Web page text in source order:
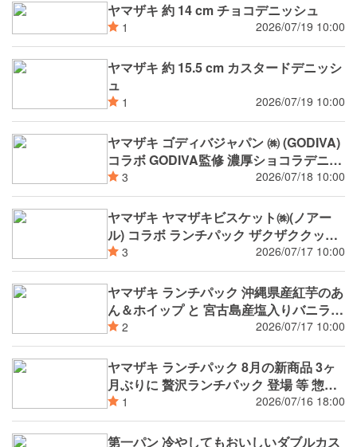
ヤマザキ 約 14 cm チョコデニッシュ
1 2026/07/19 10:00
ヤマザキ 約 15.5 cm カスタードデニッシ
ュ
1 2026/07/19 10:00
ヤマザキ ゴディバジャパン ㈱ (GODIVA)
コラボ GODIVA監修 濃厚ショコラデニッ
シュ
3 2026/07/18 10:00
ヤマザキ ヤマザキビスケット㈱(ノアー
ル) コラボ ランチパック ザクザククッキ
ークリーム
3 2026/07/17 10:00
ヤマザキ ランチパック 沖縄県産紅芋のあ
ん＆ホイップ と 宮古島産塩入りバニラホ
イップ
2 2026/07/17 10:00
ヤマザキ ランチパック 8月の新商品 3ヶ
月ぶりに 贅沢ランチパック 登場 等 惣菜
系 4品 スイーツ系 2品
1 2026/07/16 18:00
第一パン 冷やしてもおいしいダブルカス